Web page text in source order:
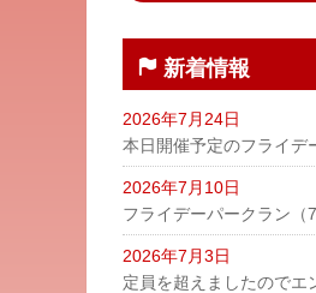
新着情報
2026年7月24日
本日開催予定のフライデ
2026年7月10日
フライデーパークラン（
2026年7月3日
定員を超えましたのでエ